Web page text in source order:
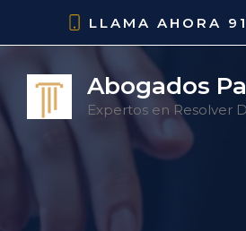
LLAMA AHORA
Abogados
Expertos en Resolver